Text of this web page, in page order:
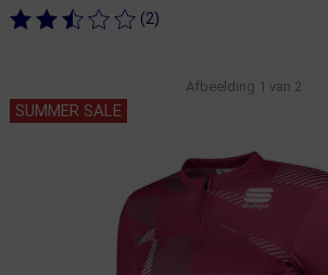
(2)
Afbeelding 1 van 2
SUMMER SALE